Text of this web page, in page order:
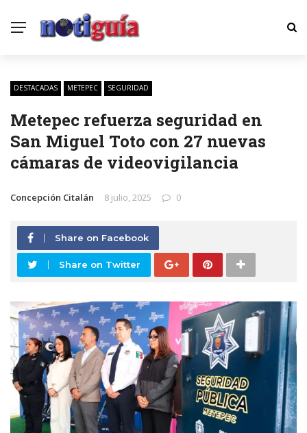
DESTACADAS METEPEC SEGURIDAD
Metepec refuerza seguridad en
San Miguel Toto con 27 nuevas
cámaras de videovigilancia
Concepción Citalán 8 julio, 2025 0
Share on Facebook
Share on Twitter